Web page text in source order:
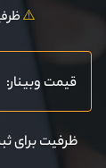
⚠️
قیمت وبینار:
ظرفیت برای